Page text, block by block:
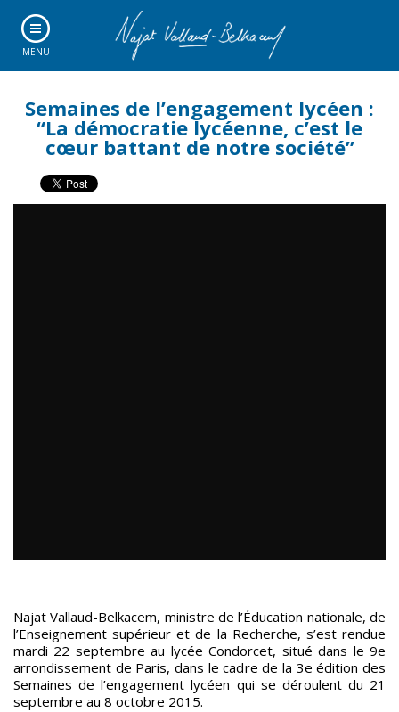
MENU
Semaines de l’engagement lycéen :
“La démocratie lycéenne, c’est le
cœur battant de notre société”
Najat Vallaud-Belkacem, ministre de l’Éducation nationale, de
l’Enseignement supérieur et de la Recherche, s’est rendue
mardi 22 septembre au lycée Condorcet, situé dans le 9e
arrondissement de Paris, dans le cadre de la 3e édition des
Semaines de l’engagement lycéen qui se déroulent du 21
septembre au 8 octobre 2015.